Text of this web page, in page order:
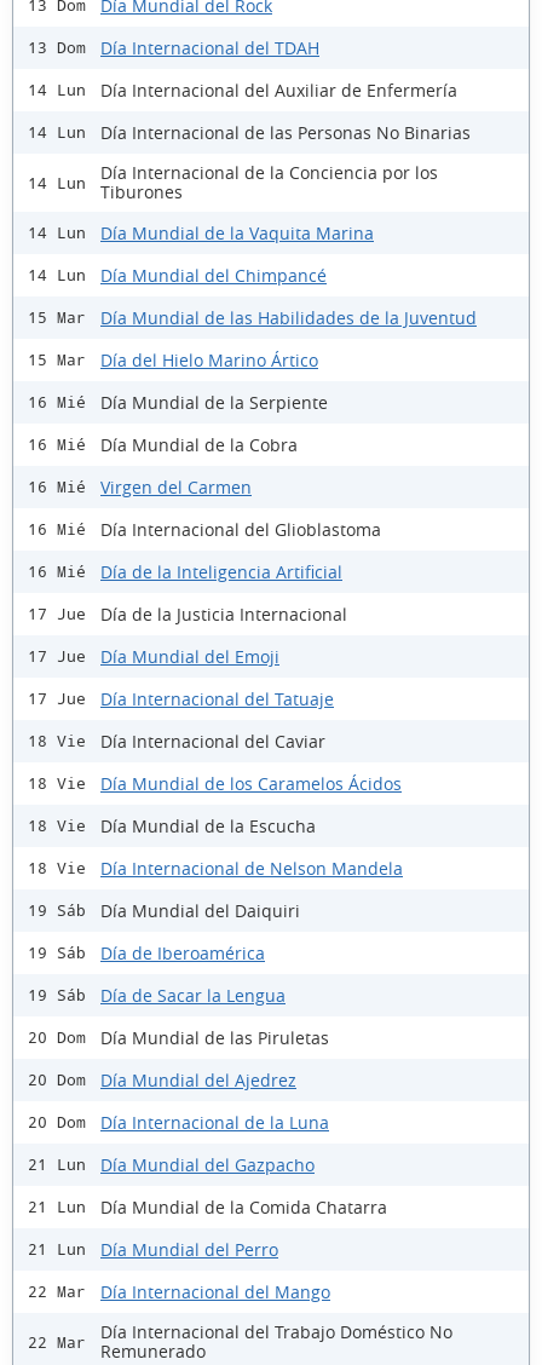
13 Dom Día Mundial del Rock
13 Dom Día Internacional del TDAH
14 Lun Día Internacional del Auxiliar de Enfermería
14 Lun Día Internacional de las Personas No Binarias
14 Lun
Día Internacional de la Conciencia por los
Tiburones
14 Lun Día Mundial de la Vaquita Marina
14 Lun Día Mundial del Chimpancé
15 Mar Día Mundial de las Habilidades de la Juventud
15 Mar Día del Hielo Marino Ártico
16 Mié Día Mundial de la Serpiente
16 Mié Día Mundial de la Cobra
16 Mié Virgen del Carmen
16 Mié Día Internacional del Glioblastoma
16 Mié Día de la Inteligencia Artificial
17 Jue Día de la Justicia Internacional
17 Jue Día Mundial del Emoji
17 Jue Día Internacional del Tatuaje
18 Vie Día Internacional del Caviar
18 Vie Día Mundial de los Caramelos Ácidos
18 Vie Día Mundial de la Escucha
18 Vie Día Internacional de Nelson Mandela
19 Sáb Día Mundial del Daiquiri
19 Sáb Día de Iberoamérica
19 Sáb Día de Sacar la Lengua
20 Dom Día Mundial de las Piruletas
20 Dom Día Mundial del Ajedrez
20 Dom Día Internacional de la Luna
21 Lun Día Mundial del Gazpacho
21 Lun Día Mundial de la Comida Chatarra
21 Lun Día Mundial del Perro
22 Mar Día Internacional del Mango
22 Mar
Día Internacional del Trabajo Doméstico No
Remunerado